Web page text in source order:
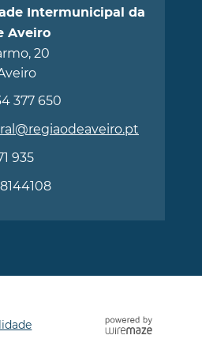
Intermunicipal da
Aveiro
20
377 650
935